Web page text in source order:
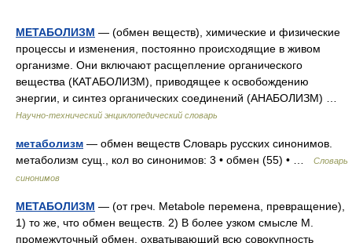
МЕТАБОЛИЗМ — (обмен веществ), химические и физические
процессы и изменения, постоянно происходящие в живом
организме. Они включают расщепление органического
вещества (КАТАБОЛИЗМ), приводящее к освобождению
энергии, и синтез органических соединений (АНАБОЛИЗМ) …
Научно-технический энциклопедический словарь
метаболизм — обмен веществ Словарь русских синонимов.
метаболизм сущ., кол во синонимов: 3 • обмен (55) • …
Словарь
синонимов
МЕТАБОЛИЗМ — (от греч. Metabole перемена, превращение),
1) то же, что обмен веществ. 2) В более узком смысле М.
промежуточный обмен, охватывающий всю совокупность